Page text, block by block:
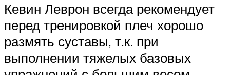
Кевин Леврон всегда рекомендует
перед тренировкой плеч хорошо
размять суставы, т.к. при
выполнении тяжелых базовых